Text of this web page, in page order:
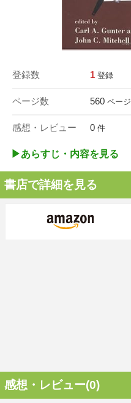
登録数 1 登録
ページ数 560 ページ
感想・レビュー 0 件
▶︎あらすじ・内容を見る
書店で詳細を見る
感想・レビュー(0)